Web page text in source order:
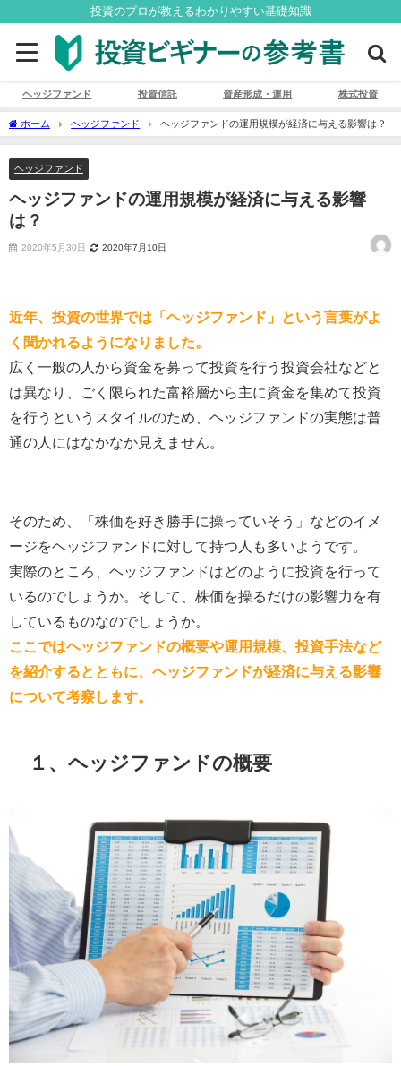
投資のプロが教えるわかりやすい基礎知識
ヘッジファンド 投資信託 資産形成・運用 株式投資
ホーム ヘッジファンド ヘッジファンドの運用規模が経済に与える影響は？
ヘッジファンド
ヘッジファンドの運用規模が経済に与える影響
は？
2020年5月30日 2020年7月10日
近年、投資の世界では「ヘッジファンド」という言葉がよ
く聞かれるようになりました。
広く一般の人から資金を募って投資を行う投資会社などと
は異なり、ごく限られた富裕層から主に資金を集めて投資
を行うというスタイルのため、ヘッジファンドの実態は普
通の人にはなかなか見えません。
そのため、「株価を好き勝手に操っていそう」などのイメ
ージをヘッジファンドに対して持つ人も多いようです。
実際のところ、ヘッジファンドはどのように投資を行って
いるのでしょうか。そして、株価を操るだけの影響力を有
しているものなのでしょうか。
ここではヘッジファンドの概要や運用規模、投資手法など
を紹介するとともに、ヘッジファンドが経済に与える影響
について考察します。
１、ヘッジファンドの概要